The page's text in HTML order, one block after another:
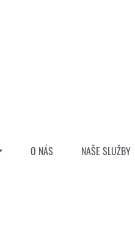
O NÁS NAŠE SLUŽBY